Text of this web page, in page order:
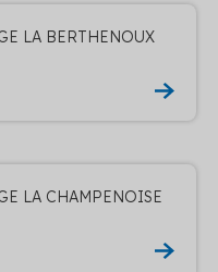
LA BERTHENOUX
LA CHAMPENOISE